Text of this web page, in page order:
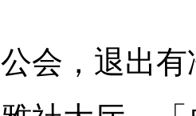
会，退出